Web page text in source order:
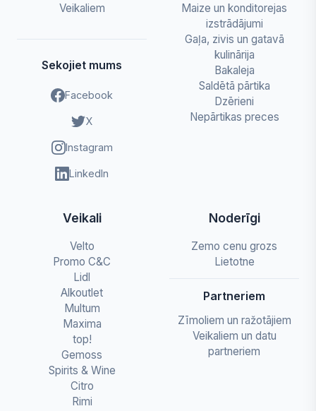
Veikaliem
Sekojiet mums
Facebook
X
Instagram
LinkedIn
Maize un konditorejas
izstrādājumi
Gaļa, zivis un gatavā
kulinārija
Bakaleja
Saldētā pārtika
Dzērieni
Nepārtikas preces
Veikali
Velto
Promo C&C
Lidl
Alkoutlet
Multum
Maxima
top!
Gemoss
Spirits & Wine
Citro
Rimi
Noderīgi
Zemo cenu grozs
Lietotne
Partneriem
Zīmoliem un ražotājiem
Veikaliem un datu
partneriem